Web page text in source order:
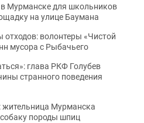
в Мурманске для школьников
на улице Баумана
отходов: волонтеры «Чистой
мусора с Рыбачьего
глава РКФ Голубев
странного поведения
жительница Мурманска
породы шпиц